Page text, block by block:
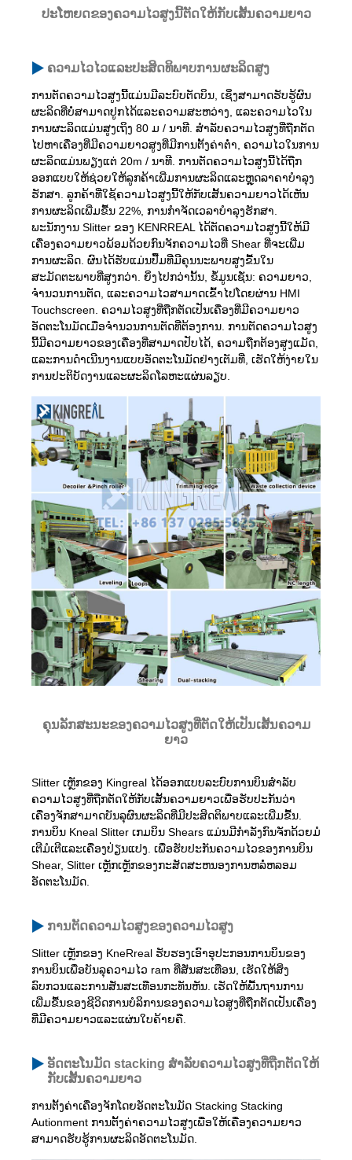
ປະໂຫຍດຂອງຄວາມໄວສູງນີ້ຕັດໃຫ້ກັບເສັ້ນຄວາມຍາວ
ຄວາມໄວໄວແລະປະສິດທິພາບການຜະລິດສູງ
ການຕັດຄວາມໄວສູງນີ້ແມ່ນມີລະບົບຕັດບິນ, ເຊິ່ງສາມາດຮັບຮູ້ຜົນ
ຜະລິດທີ່ບໍ່ສາມາດປູກໄດ້ແລະຄວາມສະຫວ່າງ, ແລະຄວາມໄວໃນ
ການຜະລິດແມ່ນສູງເຖິງ 80 ມ / ນາທີ. ສໍາລັບຄວາມໄວສູງທີ່ຖືກຕັດ
ໄປຫາເຄື່ອງທີ່ມີຄວາມຍາວສູງທີ່ມີການຕັ້ງຄ່າຕ່ໍາ, ຄວາມໄວໃນການ
ຜະລິດແມ່ນພຽງແຕ່ 20m / ນາທີ. ການຕັດຄວາມໄວສູງນີ້ໄດ້ຖືກ
ອອກແບບໃຫ້ຊ່ວຍໃຫ້ລູກຄ້າເພີ່ມການຜະລິດແລະຫຼຸດລາຄາບໍາລຸງ
ຮັກສາ. ລູກຄ້າທີ່ໃຊ້ຄວາມໄວສູງນີ້ໃຫ້ກັບເສັ້ນຄວາມຍາວໄດ້ເຫັນ
ການຜະລິດເພີ່ມຂື້ນ 22%, ການກໍາຈັດເວລາບໍາລຸງຮັກສາ.
ພະນັກງານ Slitter ຂອງ KENRREAL ໄດ້ຕັດຄວາມໄວສູງນີ້ໃຫ້ມີ
ເຄື່ອງຄວາມຍາວພ້ອມດ້ວຍກົນຈັກຄວາມໄວທີ່ Shear ທີ່ຈະເພີ່ມ
ການຜະລິດ. ຜົນໄດ້ຮັບແມ່ນປື້ມທີ່ມີຄຸນນະພາບສູງຂື້ນໃນ
ສະມັດຕະພາບທີ່ສູງກວ່າ. ຍິ່ງໄປກວ່ານັ້ນ, ຂໍ້ມູນເຊັ່ນ: ຄວາມຍາວ,
ຈໍານວນການຕັດ, ແລະຄວາມໄວສາມາດເຂົ້າໄປໂດຍຜ່ານ HMI
Touchscreen. ຄວາມໄວສູງທີ່ຖືກຕັດເປັນເຄື່ອງທີ່ມີຄວາມຍາວ
ອັດຕະໂນມັດເມື່ອຈໍານວນການຕັດທີ່ຕ້ອງການ. ການຕັດຄວາມໄວສູງ
ນີ້ມີຄວາມຍາວຂອງເຄື່ອງທີ່ສາມາດປັບໄດ້, ຄວາມຖືກຕ້ອງສູງແມັດ,
ແລະການດໍາເນີນງານແບບອັດຕະໂນມັດຢ່າງເຕັມທີ່, ເຮັດໃຫ້ງ່າຍໃນ
ການປະຕິບັດງານແລະຜະລິດໂລຫະແຜ່ນລຽບ.
ຄຸນລັກສະນະຂອງຄວາມໄວສູງທີ່ຕັດໃຫ້ເປັນເສັ້ນຄວາມ
ຍາວ
Slitter ເຫຼັກຂອງ Kingreal ໄດ້ອອກແບບລະບົບການບິນສໍາລັບ
ຄວາມໄວສູງທີ່ຖືກຕັດໃຫ້ກັບເສັ້ນຄວາມຍາວເພື່ອຮັບປະກັນວ່າ
ເຄື່ອງຈັກສາມາດບັນລຸຜົນຜະລິດທີ່ມີປະສິດຕິພາບແລະເພີ່ມຂື້ນ.
ການບິນ Kneal Slitter ເກມບິນ Shears ແມ່ນມີກໍາລັງກົນຈັກດ້ວຍມໍ
ເຕີມໍເຕີແລະເຄື່ອງປ່ຽນແປງ. ເພື່ອຮັບປະກັນຄວາມໄວຂອງການບິນ
Shear, Slitter ເຫຼັກເຫຼັກຂອງກະສັດສະຫນອງການຫລໍ່ຫລອມ
ອັດຕະໂນມັດ.
ການຕັດຄວາມໄວສູງຂອງຄວາມໄວສູງ
Slitter ເຫຼັກຂອງ KneRreal ຮັບຮອງເອົາອຸປະກອນການບິນຂອງ
ການບິນເພື່ອບັນລຸຄວາມໄວ ram ທີ່ສັ່ນສະເທືອນ, ເຮັດໃຫ້ສິ່ງ
ລົບກວນແລະການສັ່ນສະເທືອນກະທັນຫັນ. ເຮັດໃຫ້ພື້ນຖານການ
ເພີ່ມຂື້ນຂອງຊີວິດການບໍລິການຂອງຄວາມໄວສູງທີ່ຖືກຕັດເປັນເຄື່ອງ
ທີ່ມີຄວາມຍາວແລະແຜ່ນໃບຄ້າຍຄື.
ອັດຕະໂນມັດ stacking ສໍາລັບຄວາມໄວສູງທີ່ຖືກຕັດໃຫ້
ກັບເສັ້ນຄວາມຍາວ
ການຕັ້ງຄ່າເຄື່ອງຈັກໂດຍອັດຕະໂນມັດ Stacking Stacking
Autionment ການຕັ້ງຄ່າຄວາມໄວສູງເພື່ອໃຫ້ເຄື່ອງຄວາມຍາວ
ສາມາດຮັບຮູ້ການຜະລິດອັດຕະໂນມັດ.